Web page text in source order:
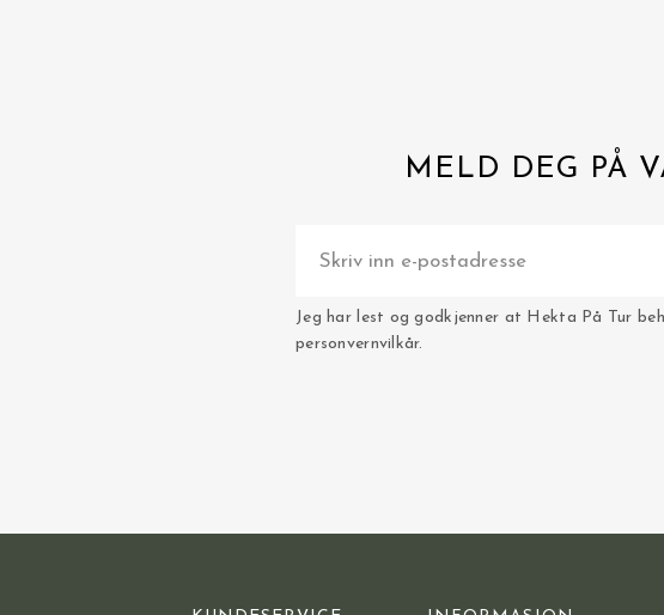
MELD DEG PÅ
Jeg har lest og godkjenner at Hekta På Tur
personvernvilkår.